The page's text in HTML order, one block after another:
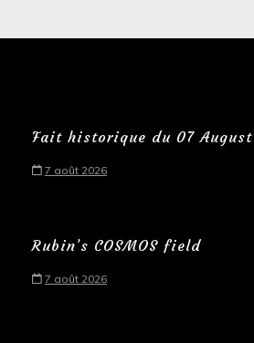
Fait historique du 07 August
7 août 2026
Rubin’s COSMOS field
7 août 2026